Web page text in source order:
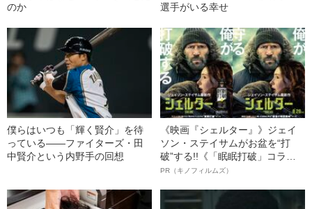
のか
選手がいる幸せ
僕らはいつも「輝く賢介」を待
っている――ファイターズ・田
中賢介という内野手の回想
《映画『シェルター』》ジェイ
ソン・ステイサムがお盆を“打
破”する!!《「眠眠打破」コラ
ボ》
PR（キノフィルムズ）